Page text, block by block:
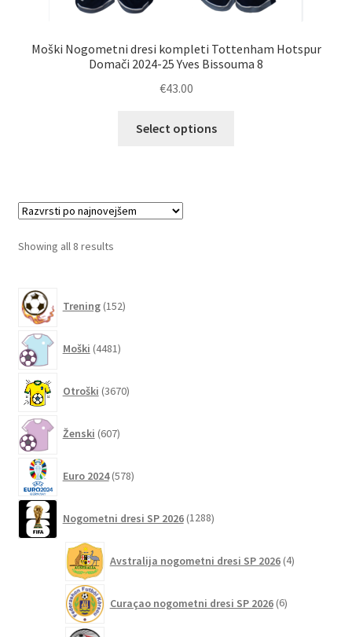
Moški Nogometni dresi kompleti Tottenham Hotspur
Domači 2024-25 Yves Bissouma 8
€43.00
Select options
Showing all 8 resultsSorted
Trening 152izdelkov
Moški 4481izdelkov
Otroški 3670izdelkov
Ženski 607izdelkov
Euro 2024 578izdelkov
Nogometni dresi SP 2026 1288izdelkov
Avstralija nogometni dresi SP 2026 4izdelki
Curaçao nogometni dresi SP 2026 6izdelkov